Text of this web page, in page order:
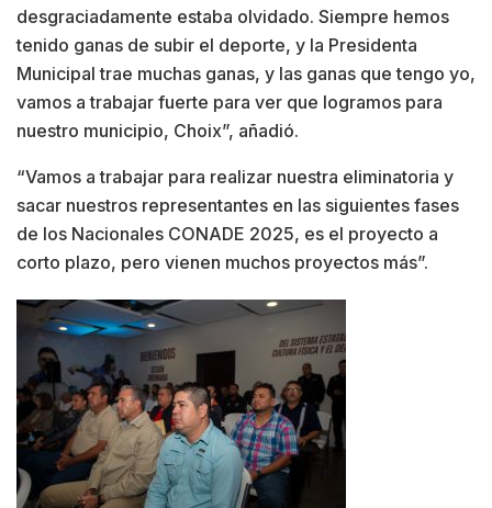
desgraciadamente estaba olvidado. Siempre hemos
tenido ganas de subir el deporte, y la Presidenta
Municipal trae muchas ganas, y las ganas que tengo yo,
vamos a trabajar fuerte para ver que logramos para
nuestro municipio, Choix”, añadió.
“Vamos a trabajar para realizar nuestra eliminatoria y
sacar nuestros representantes en las siguientes fases
de los Nacionales CONADE 2025, es el proyecto a
corto plazo, pero vienen muchos proyectos más”.